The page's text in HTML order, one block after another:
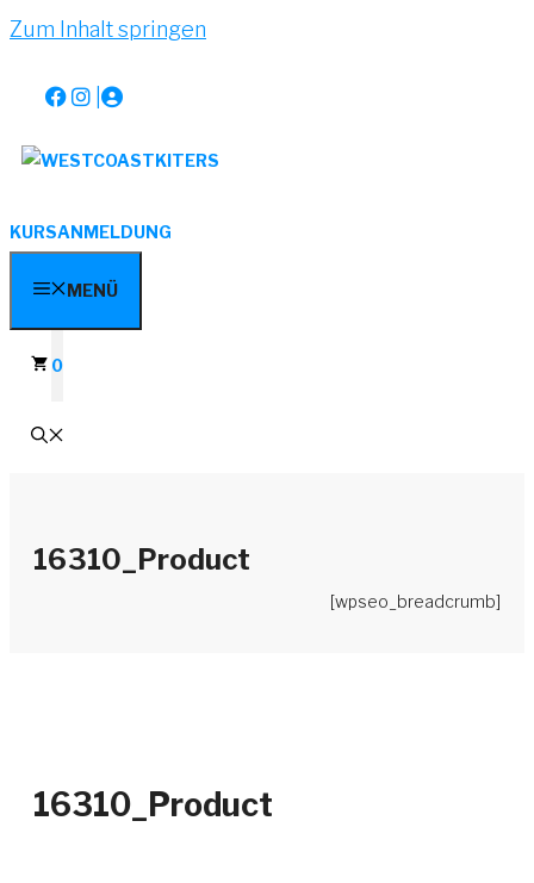
Zum Inhalt springen
KURSANMELDUNG
MENÜ
0
16310_Product
[wpseo_breadcrumb]
16310_Product